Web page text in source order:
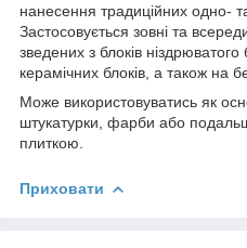
нанесення традиційних одно-
Застосовується зовні та
зведених з блоків
керамічних блоків, а також на
Може використовуватись як
штукатурки, фарби або
плиткою.
Приховати